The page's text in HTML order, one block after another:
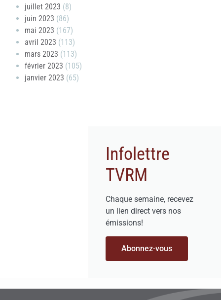
juillet 2023 (8)
juin 2023 (86)
mai 2023 (167)
avril 2023 (113)
mars 2023 (113)
février 2023 (105)
janvier 2023 (65)
Infolettre
TVRM
Chaque semaine, recevez
un lien direct vers nos
émissions!
Abonnez-vous